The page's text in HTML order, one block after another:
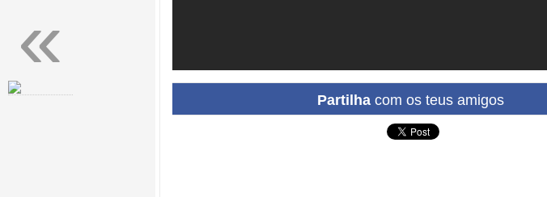
Partilhacom os teus amigos
«